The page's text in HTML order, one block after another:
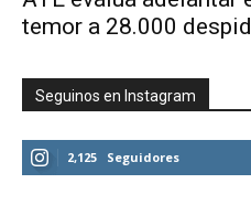
temor a 28.000
Seguinos en Instagram
2,125 Seguidores